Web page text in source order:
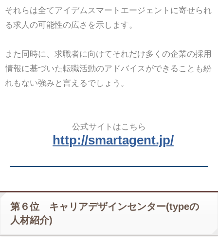
それらは全てアイデムスマートエージェントに寄せられ
る求人の可能性の広さを示します。
また同時に、求職者に向けてそれだけ多くの企業の採用
情報に基づいた転職活動のアドバイスができることも紛
れもない強みと言えるでしょう。
公式サイトはこちら
http://smartagent.jp/
第６位 キャリアデザインセンター(typeの
人材紹介)